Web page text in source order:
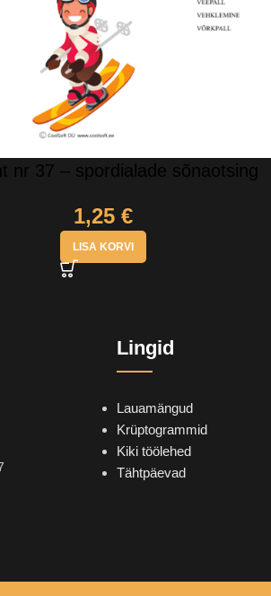
nr 37 – spordialade sõnaotsing
1,25 €
LISA KORVI
Lingid
Lauamängud
Krüptogrammid
Kiki töölehed
Tähtpäevad